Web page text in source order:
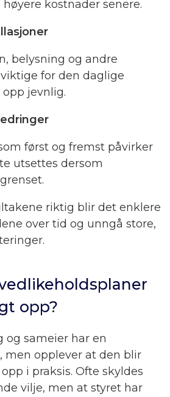
kostnader senere.
belysning og andre
for den daglige
jevnlig.
først og fremst påvirker
utsettes dersom
riktig blir det enklere
over tid og unngå store,
opp?
og sameier har en
men opplever at den blir
i praksis. Ofte skyldes
vilje, men at styret har